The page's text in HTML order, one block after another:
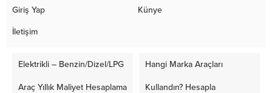
Giriş Yap Künye
İletişim
Elektrikli – Benzin/Dizel/LPG
Araç Yıllık Maliyet Hesaplama
Hangi Marka Araçları
Kullandın? Hesapla